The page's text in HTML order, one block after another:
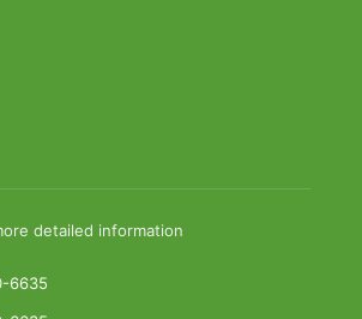
detailed information
6635